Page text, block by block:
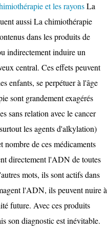
et les rayonsLa
aussi La chimiothérapie
dans les produits de
indirectement induire un
central. Ces effets peuvent
enfants, se perpétuer à l'âge
sont grandement exagérés
sans relation avec le cancer
les agents d'alkylation)
nombre de ces médicaments
directement l'ADN de toutes
mots, ils sont actifs dans
l'ADN, ils peuvent nuire à
future. Avec ces produits
son diagnostic est inévitable.